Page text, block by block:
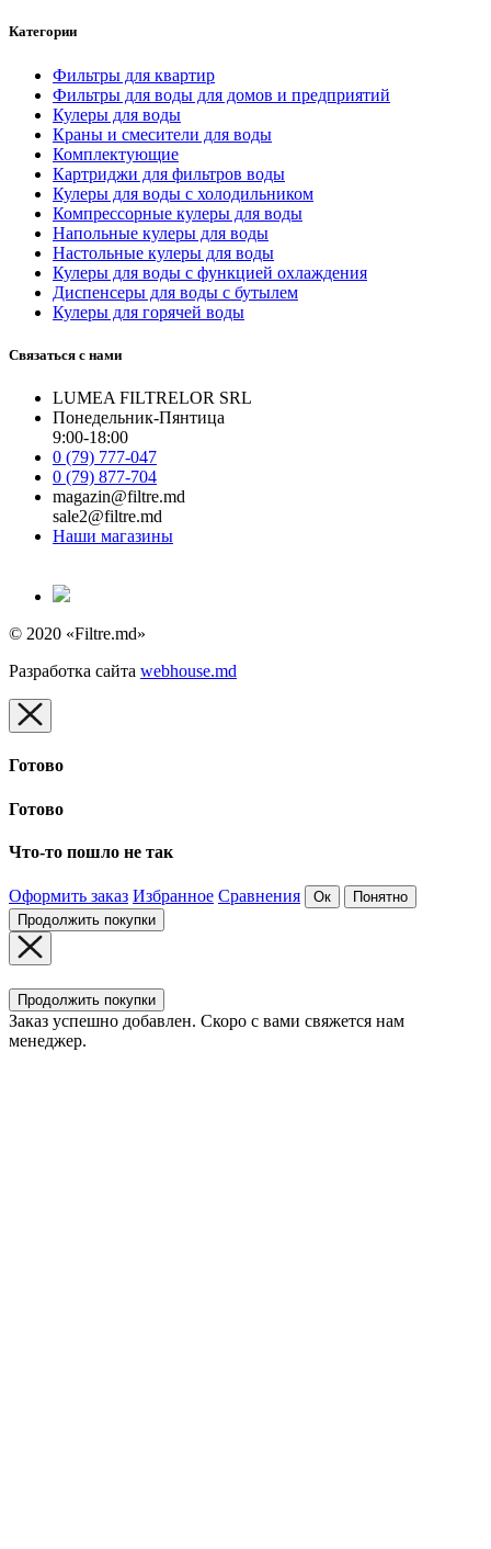
Категории
Фильтры для квартир
Фильтры для воды для домов и предприятий
Кулеры для воды
Краны и смесители для воды
Комплектующие
Картриджи для фильтров воды
Кулеры для воды с холодильником
Компрессорные кулеры для воды
Напольные кулеры для воды
Настольные кулеры для воды
Кулеры для воды с функцией охлаждения
Диспенсеры для воды с бутылем
Кулеры для горячей воды
Связаться с нами
LUMEA FILTRELOR SRL
Понедельник-Пянтица
9:00-18:00
0 (79) 777-047
0 (79) 877-704
magazin@filtre.md
sale2@filtre.md
Наши магазины
© 2020 «Filtre.md»
Разработка сайта webhouse.md
Готово
Готово
Что-то пошло не так
Оформить заказ Избранное Сравнения Ок
Понятно
Продолжить покупки
Продолжить покупки
Заказ успешно добавлен. Скоро с вами свяжется нам
менеджер.